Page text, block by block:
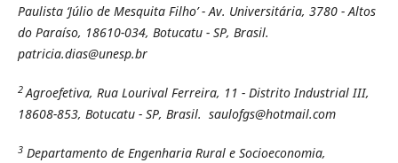
Paulista ‘Júlio de Mesquita Filho’ - Av. Universitária, 3780 - Altos
do Paraíso, 18610-034, Botucatu - SP, Brasil.
patricia.dias@unesp.br
2 Agroefetiva, Rua Lourival Ferreira, 11 - Distrito Industrial III,
18608-853, Botucatu - SP, Brasil. saulofgs@hotmail.com
3Departamento de Engenharia Rural e Socioeconomia,